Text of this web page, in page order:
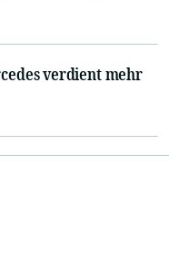
verdient mehr